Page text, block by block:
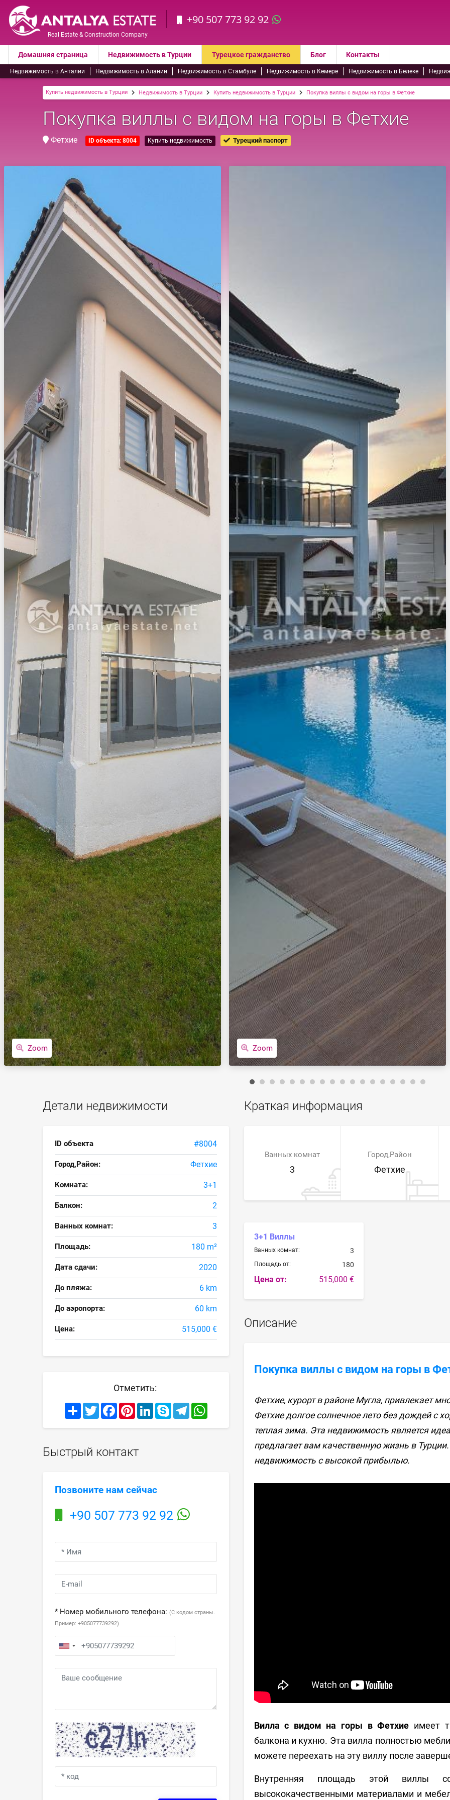
Real Estate & Construction Company
+90 507 773 92 92
Домашняя страница Недвижимость в Турции Турецкое гражданство Блог Контакты
Недвижимость в Анталии Недвижимость в Алании Недвижимость в Стамбуле Недвижимость в Кемере Недвижимость в Белеке
Купить недвижимость в Турции Недвижимость в Турции Купить недвижимость в Турции Покупка виллы с видом на горы в Фетхие
Покупка виллы с видом на горы в Фетхие
Фетхие ID объекта: 8004 Купить недвижимость Турецкий паспорт
Zoom Zoom
Детали недвижимости
ID объекта #8004
Город,Район: Фетхие
Комната: 3+1
Балкон: 2
Ванных комнат: 3
Площадь: 180 m²
Дата сдачи: 2020
До пляжа: 6 km
До аэропорта: 60 km
Цена: 515,000 €
Отметить:
ShareTwitterFacebookPinterestLinkedInSkypeTelegramWhatsApp
Быстрый контакт
Позвоните нам сейчас
+90 507 773 92 92
* Номер мобильного телефона: (С кодом страны.
Пример: +905077739292)
Краткая информация
Ванных комнат
3
Город,Район
Фетхие
3+1 Виллы
Ванных комнат: 3
Площадь от: 180
Цена от: 515,000 €
Описание
Покупка виллы с видом на горы в
Фетхие, курорт в районе Мугла, привлекает
Фетхие долгое солнечное лето без дождей с
теплая зима. Эта недвижимость является
предлагает вам качественную жизнь в
недвижимость с высокой прибылью.
Вилла с видом на горы в Фетхие имеет
балкона и кухню. Эта вилла полностью
можете переехать на эту виллу после
Внутренняя площадь этой виллы
высококачественными материалами и